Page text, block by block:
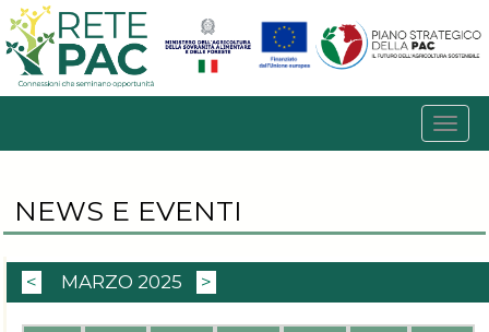
NEWS E EVENTI
< MARZO 2025 >